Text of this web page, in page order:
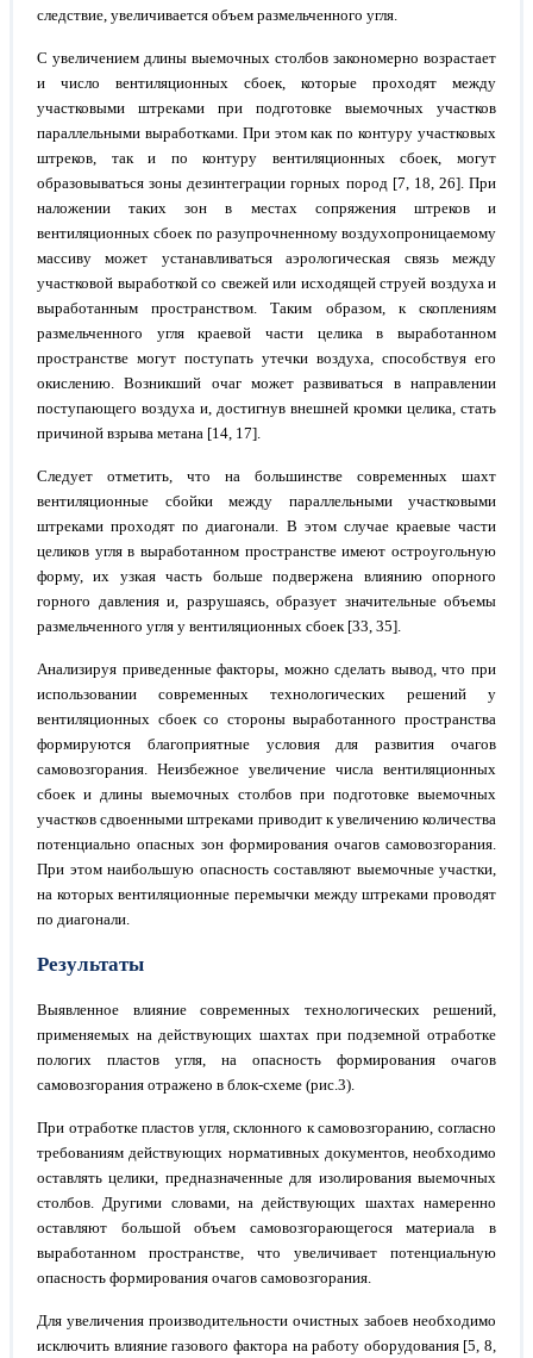
следствие, увеличивается объем размельченного угля.
С увеличением длины выемочных столбов закономерно возрастает
и число вентиляционных сбоек, которые проходят между
участковыми штреками при подготовке выемочных участков
параллельными выработками. При этом как по контуру участковых
штреков, так и по контуру вентиляционных сбоек, могут
образовываться зоны дезинтеграции горных пород [7, 18, 26]. При
наложении таких зон в местах сопряжения штреков и
вентиляционных сбоек по разупрочненному воздухопроницаемому
массиву может устанавливаться аэрологическая связь между
участковой выработкой со свежей или исходящей струей воздуха и
выработанным пространством. Таким образом, к скоплениям
размельченного угля краевой части целика в выработанном
пространстве могут поступать утечки воздуха, способствуя его
окислению. Возникший очаг может развиваться в направлении
поступающего воздуха и, достигнув внешней кромки целика, стать
причиной взрыва метана [14, 17].
Следует отметить, что на большинстве современных шахт
вентиляционные сбойки между параллельными участковыми
штреками проходят по диагонали. В этом случае краевые части
целиков угля в выработанном пространстве имеют остроугольную
форму, их узкая часть больше подвержена влиянию опорного
горного давления и, разрушаясь, образует значительные объемы
размельченного угля у вентиляционных сбоек [33, 35].
Анализируя приведенные факторы, можно сделать вывод, что при
использовании современных технологических решений у
вентиляционных сбоек со стороны выработанного пространства
формируются благоприятные условия для развития очагов
самовозгорания. Неизбежное увеличение числа вентиляционных
сбоек и длины выемочных столбов при подготовке выемочных
участков сдвоенными штреками приводит к увеличению количества
потенциально опасных зон формирования очагов самовозгорания.
При этом наибольшую опасность составляют выемочные участки,
на которых вентиляционные перемычки между штреками проводят
по диагонали.
Результаты
Выявленное влияние современных технологических решений,
применяемых на действующих шахтах при подземной отработке
пологих пластов угля, на опасность формирования очагов
самовозгорания отражено в блок-схеме (рис.3).
При отработке пластов угля, склонного к самовозгоранию, согласно
требованиям действующих нормативных документов, необходимо
оставлять целики, предназначенные для изолирования выемочных
столбов. Другими словами, на действующих шахтах намеренно
оставляют большой объем самовозгорающегося материала в
выработанном пространстве, что увеличивает потенциальную
опасность формирования очагов самовозгорания.
Для увеличения производительности очистных забоев необходимо
исключить влияние газового фактора на работу оборудования [5, 8,